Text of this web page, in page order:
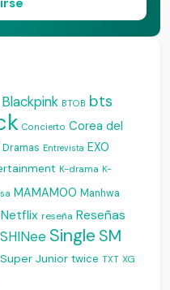
Blackpink BTOB bts
Concierto Corea del
Dramas Entrevista EXO
K-drama K-
MAMAMOO Manhwa
Netflix reseña Reseñas
SHINee Single SM
Super Junior twice TXT XG